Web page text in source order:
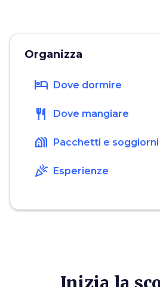
Organizza
hotel Dove dormire
restaurant Dove mangiare
holiday_village Pacchetti e soggiorni
celebration Esperienze